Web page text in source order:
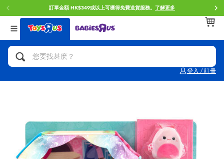
訂單金額 HK$349或以上可獲得免費送貨服務。 了解更多
登入 / 註冊
返回
分類目錄
人氣英雄,角色扮演,射擊玩具
玩具車,貨車,火車及遙控系列
返回
品牌
Brunch Brother 早午餐兄弟
Mini Brands
返回
年齢
0~2歳
8~11歳